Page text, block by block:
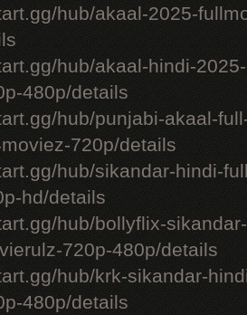
hub/akaal-2025-
hub/akaal-hindi-
480p/details
hub/punjabi-akaal-
720p/details
hub/sikandar-hindi-
hd/details
hub/bollyflix-
720p-480p/details
hub/krk-sikandar-
480p/details